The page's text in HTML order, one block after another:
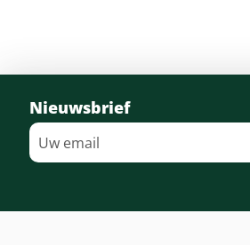
180 Cm 2)
Inhoud Brandstoftank
0,71 Liter
Nieuwsbrief